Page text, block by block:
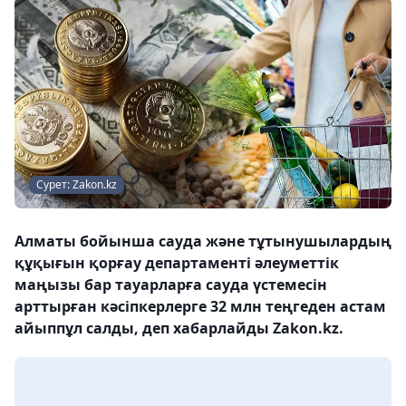
Сурет: Zakon.kz
Алматы бойынша сауда және тұтынушылардың
құқығын қорғау департаменті әлеуметтік
маңызы бар тауарларға сауда үстемесін
арттырған кәсіпкерлерге 32 млн теңгеден астам
айыппұл салды, деп хабарлайды Zakon.kz.